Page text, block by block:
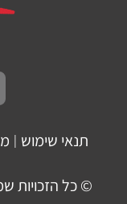
© כל הזכויות
תנאי שימוש |